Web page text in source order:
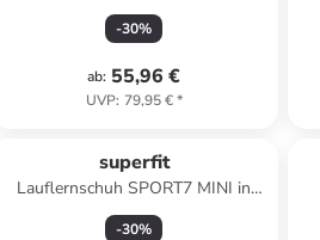
-30%
ab: 55,96 €
UVP: 79,95 €*
superfit
Lauflernschuh SPORT7 MINI in
Lila/Pink
-30%